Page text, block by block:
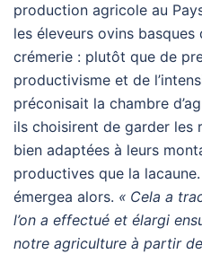
production agricole au
les éleveurs ovins
crémerie : plutôt que de
productivisme et de
préconisait la chambre
ils choisirent de garder les
bien adaptées à leurs
productives que la
émergea alors. « Cela a
l’on a effectué et élargi
notre agriculture à partir